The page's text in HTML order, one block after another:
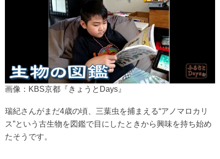
画像：KBS京都『きょうとDays』
瑞紀さんがまだ4歳の頃、三葉虫を捕まえる“アノマロカリ
ス”という古生物を図鑑で目にしたときから興味を持ち始め
たそうです。